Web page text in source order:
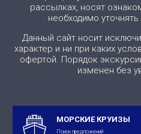
рассылках, носят
необходимо
Данный сайт носит
характер и ни при каких
офертой. Порядок
изменен без
МОРСКИЕ КРУИЗЫ
Поиск предложений